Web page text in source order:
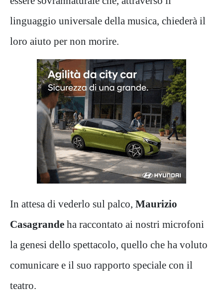
linguaggio universale della musica, chiederà il
loro aiuto per non morire.
In attesa di vederlo sul palco, Maurizio
Casagrande ha raccontato ai nostri microfoni
la genesi dello spettacolo, quello che ha voluto
comunicare e il suo rapporto speciale con il
teatro.